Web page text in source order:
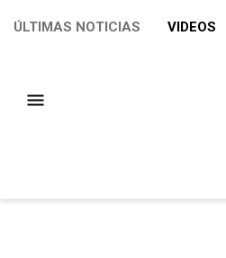
ÚLTIMAS NOTICIAS VIDEOS